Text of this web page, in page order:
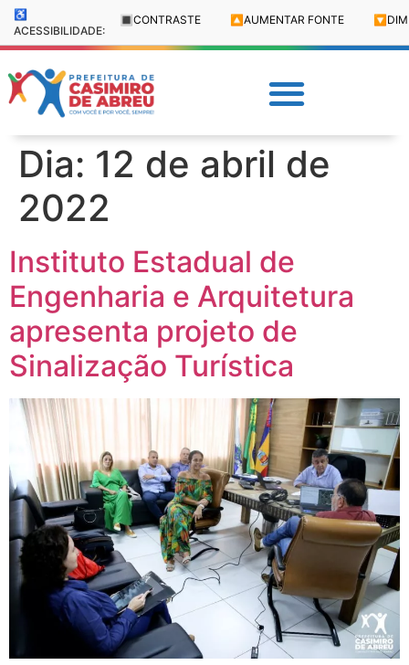
♿
ACESSIBILIDADE:
🔳 CONTRASTE 🔼 AUMENTAR FONTE 🔽
Dia: 12 de abril de
2022
Instituto Estadual de
Engenharia e Arquitetura
apresenta projeto de
Sinalização Turística